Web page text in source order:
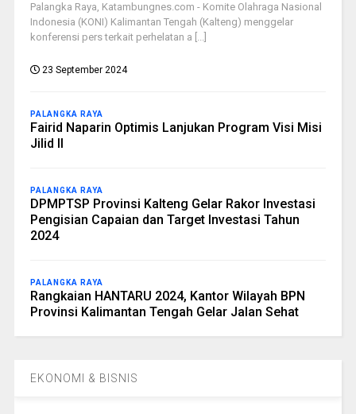
Palangka Raya, Katambungnes.com - Komite Olahraga Nasional
Indonesia (KONI) Kalimantan Tengah (Kalteng) menggelar
konferensi pers terkait perhelatan a [...]
23 September 2024
PALANGKA RAYA
Fairid Naparin Optimis Lanjukan Program Visi Misi
Jilid II
PALANGKA RAYA
DPMPTSP Provinsi Kalteng Gelar Rakor Investasi
Pengisian Capaian dan Target Investasi Tahun
2024
PALANGKA RAYA
Rangkaian HANTARU 2024, Kantor Wilayah BPN
Provinsi Kalimantan Tengah Gelar Jalan Sehat
EKONOMI & BISNIS